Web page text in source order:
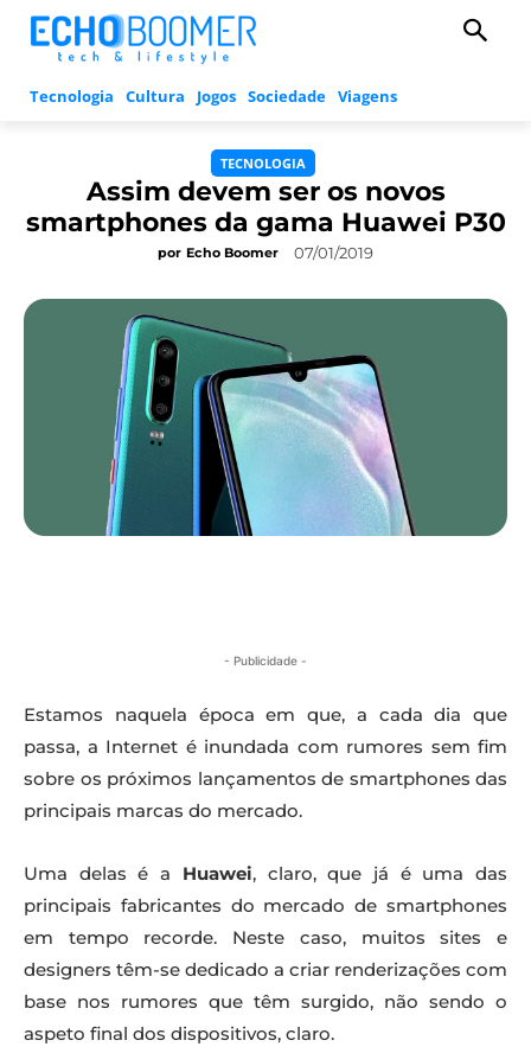
Tecnologia Cultura Jogos Sociedade Viagens
TECNOLOGIA
Assim devem ser os novos
smartphones da gama Huawei P30
por Echo Boomer 07/01/2019
- Publicidade -
Estamos naquela época em que, a cada dia que
passa, a Internet é inundada com rumores sem fim
sobre os próximos lançamentos de smartphones das
principais marcas do mercado.
Uma delas é a Huawei, claro, que já é uma das
principais fabricantes do mercado de smartphones
em tempo recorde. Neste caso, muitos sites e
designers têm-se dedicado a criar renderizações com
base nos rumores que têm surgido, não sendo o
aspeto final dos dispositivos, claro.